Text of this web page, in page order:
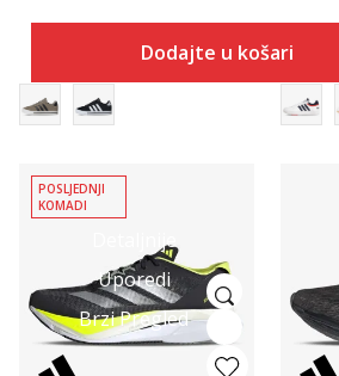
Dodajte u košaricu
Detaljnije
Uporedi
Brzi Pregled
POSLJEDNJI
KOMADI